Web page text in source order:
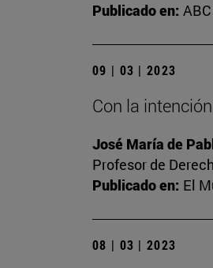
Publicado en: ABC
09 | 03 | 2023
Con la
José María de
Profesor de
Publicado en: El
08 | 03 | 2023